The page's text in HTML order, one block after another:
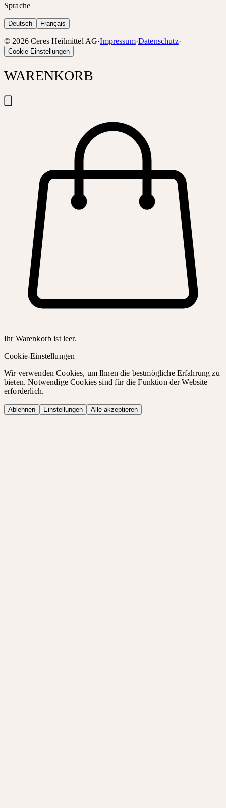
Sprache
Deutsch Français
© 2026 Ceres Heilmittel AG·Impressum·Datenschutz·
Cookie-Einstellungen
WARENKORB
Ihr Warenkorb ist leer.
Cookie-Einstellungen
Wir verwenden Cookies, um Ihnen die bestmögliche Erfahrung zu
bieten. Notwendige Cookies sind für die Funktion der Website
erforderlich.
Ablehnen Einstellungen Alle akzeptieren